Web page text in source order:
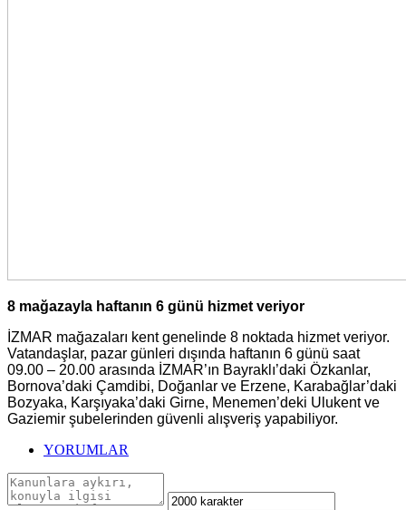
8 mağazayla haftanın 6 günü hizmet veriyor
İZMAR mağazaları kent genelinde 8 noktada hizmet veriyor.
Vatandaşlar, pazar günleri dışında haftanın 6 günü saat
09.00 – 20.00 arasında İZMAR’ın Bayraklı’daki Özkanlar,
Bornova’daki Çamdibi, Doğanlar ve Erzene, Karabağlar’daki
Bozyaka, Karşıyaka’daki Girne, Menemen’deki Ulukent ve
Gaziemir şubelerinden güvenli alışveriş yapabiliyor.
YORUMLAR